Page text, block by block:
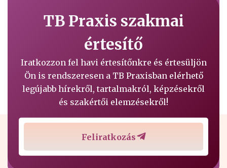
TB Praxis szakmai
értesítő
Iratkozzon fel havi értesítőnkre és értesüljön
Ön is rendszeresen a TB Praxisban elérhető
legújabb hírekről, tartalmakról, képzésekről
és szakértői elemzésekről!
Feliratkozás